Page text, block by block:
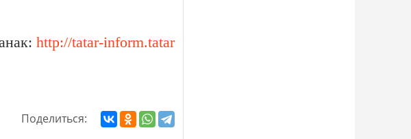
http://tatar-inform.tatar
Поделиться: